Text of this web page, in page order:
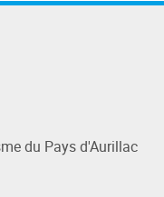
du Pays d'Aurillac